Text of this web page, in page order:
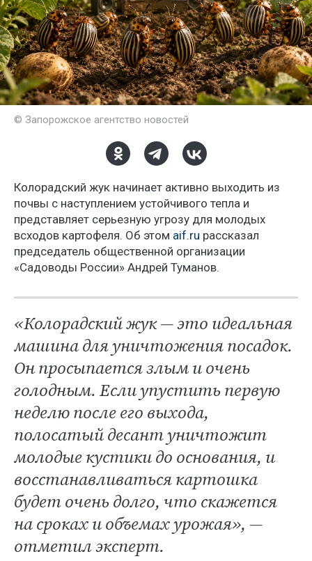
© Запорожское агентство новостей
Колорадский жук начинает активно выходить из
почвы с наступлением устойчивого тепла и
представляет серьезную угрозу для молодых
всходов картофеля. Об этом aif.ru рассказал
председатель общественной организации
«Садоводы России» Андрей Туманов.
«Колорадский жук — это идеальная
машина для уничтожения посадок.
Он просыпается злым и очень
голодным. Если упустить первую
неделю после его выхода,
полосатый десант уничтожит
молодые кустики до основания, и
восстанавливаться картошка
будет очень долго, что скажется
на сроках и объемах урожая», —
отметил эксперт.